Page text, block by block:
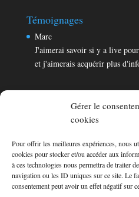
Gérer le
cookies
Pour offrir les meilleures expériences, nous
cookies pour stocker et/ou accéder aux
à ces technologies nous permettra de traiter
navigation ou les ID uniques sur ce site. Le
consentement peut avoir un effet négatif sur
Témoignages
Marc
J'aimerai savoir si y a live
et j'aimerais acquérir plus
Témoignages
Marc
J'aimerai savoir si y a live
et j'aimerais acquérir plus